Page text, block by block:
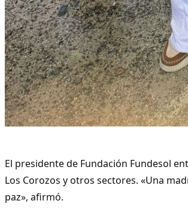
El presidente de Fundación Fundesol
Los Corozos y otros sectores. «Una
paz», afirmó.